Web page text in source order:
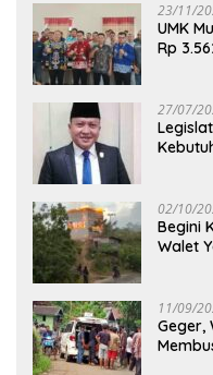
23/11/
UMK
Rp
27/07/
02/10/
Begini
Walet
11/09/
Geger,